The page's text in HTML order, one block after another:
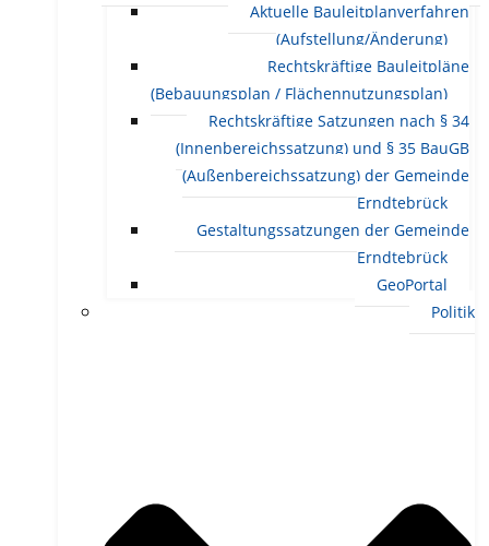
Aktuelle Bauleitplanverfahren
(Aufstellung/Änderung)
Rechtskräftige Bauleitpläne
(Bebauungsplan / Flächennutzungsplan)
Rechtskräftige Satzungen nach § 34
(Innenbereichssatzung) und § 35 BauGB
(Außenbereichssatzung) der Gemeinde
Erndtebrück
Gestaltungssatzungen der Gemeinde
Erndtebrück
GeoPortal
Politik